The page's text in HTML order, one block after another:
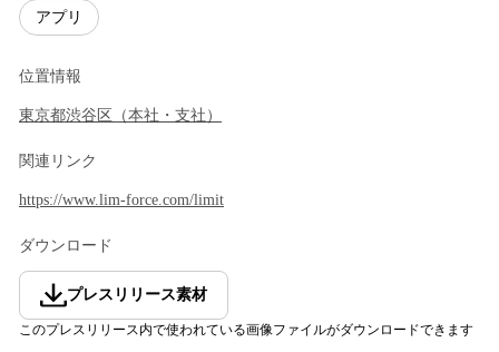
アプリ
位置情報
東京都渋谷区 （本社・支社 ）
関連リンク
https://www.lim-force.com/limit
ダウンロード
プレスリリース素材
このプレスリリース内で使われている画像ファイルがダウンロードできます